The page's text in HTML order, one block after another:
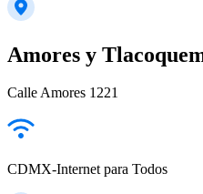
Amores y
Calle Amores 1221
CDMX-Internet para Todos